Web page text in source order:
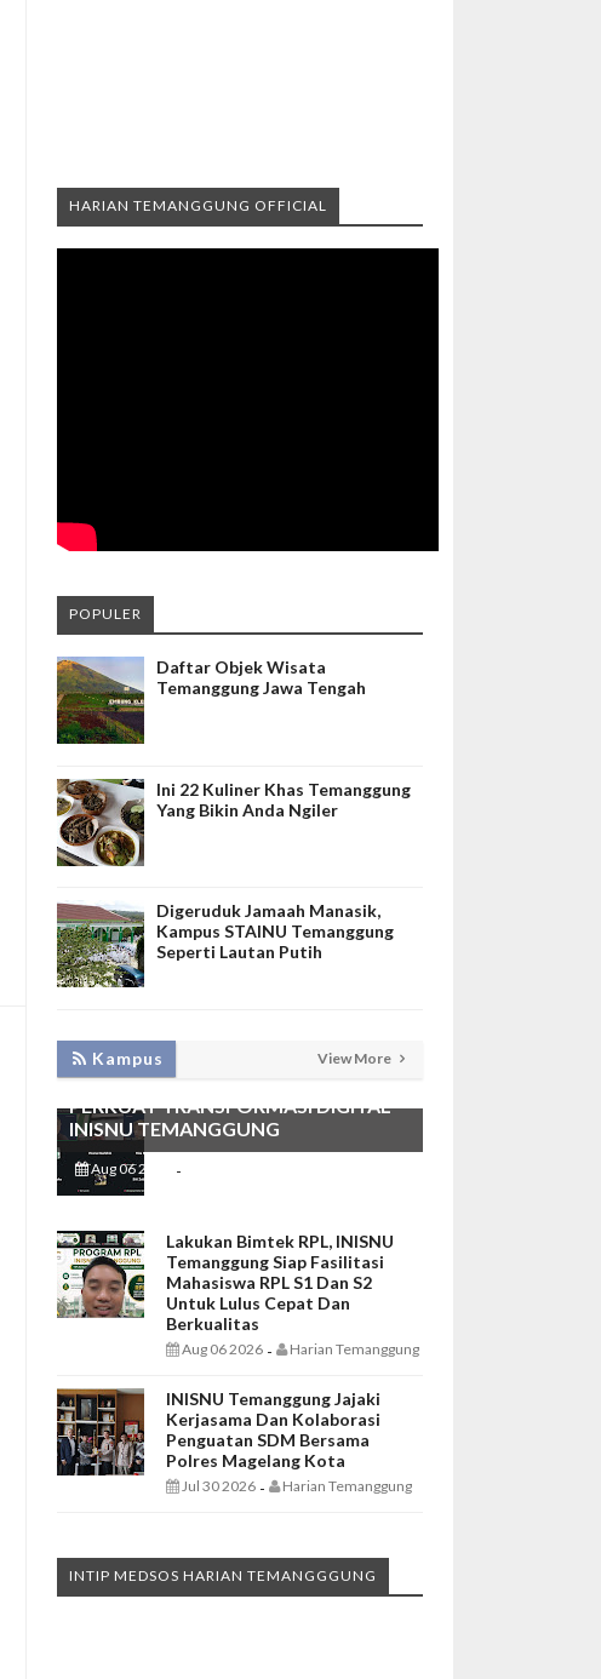
HARIAN TEMANGGUNG OFFICIAL
POPULER
Daftar Objek Wisata
Temanggung Jawa Tengah
Ini 22 Kuliner Khas Temanggung
Yang Bikin Anda Ngiler
Digeruduk Jamaah Manasik,
Kampus STAINU Temanggung
Seperti Lautan Putih
Kampus View More
KEMBANGKAN SIM LAYANAN,
HADIRKAN TIM SEVIMA UNTUK
PERKUAT TRANSFORMASI DIGITAL
INISNU TEMANGGUNG
Aug 06 2026 -
Lakukan Bimtek RPL, INISNU
Temanggung Siap Fasilitasi
Mahasiswa RPL S1 Dan S2
Untuk Lulus Cepat Dan
Berkualitas
Aug 06 2026 - Harian Temanggung
INISNU Temanggung Jajaki
Kerjasama Dan Kolaborasi
Penguatan SDM Bersama
Polres Magelang Kota
Jul 30 2026 - Harian Temanggung
INTIP MEDSOS HARIAN TEMANGGGUNG